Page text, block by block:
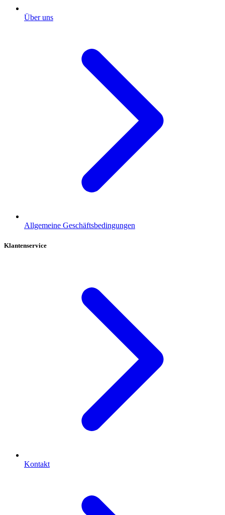
Über uns
Allgemeine Geschäftsbedingungen
Klantenservice
Kontakt